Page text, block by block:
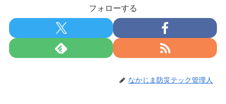
フォローする
なかじま防災テック管理人